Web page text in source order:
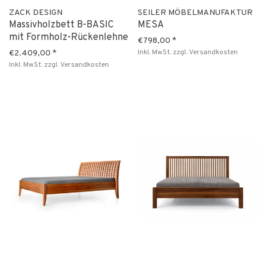
ZACK DESIGN
Massivholzbett B-BASIC
mit Formholz-Rückenlehne
€2.409,00 *
Inkl. MwSt. zzgl.Versandkosten
SEILER MÖBELMANUFAKTUR
MESA
€798,00 *
Inkl. MwSt. zzgl.Versandkosten